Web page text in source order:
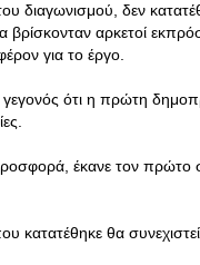
διαγωνισμού, δεν
βρίσκονταν αρκετοί
για το έργο.
γεγονός ότι η πρώτη
έκανε τον πρώτο
κατατέθηκε θα